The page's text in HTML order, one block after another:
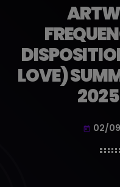
LOVE)
today 02/